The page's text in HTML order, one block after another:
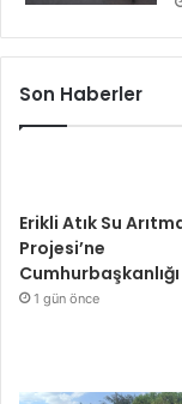
Son Haberler
Erikli Atık Su
Projesi’ne
Cumhurbaşkanlığı
1 gün önce